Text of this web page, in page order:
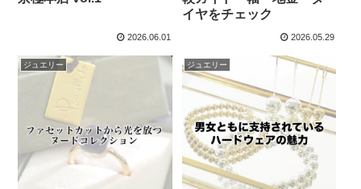
2026.06.01
イヤをチェック
2026.05.29
ジュエリー ジュエリー